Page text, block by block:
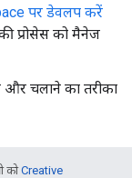
पर डेवलप करें
प्रोसेस को मैनेज
चलाने का तरीका
कोCreative